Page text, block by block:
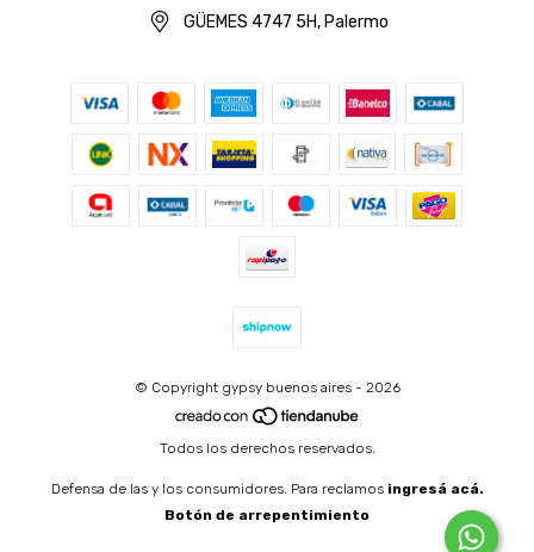
GÜEMES 4747 5H, Palermo
© Copyright gypsy buenos aires - 2026
Todos los derechos reservados.
Defensa de las y los consumidores. Para reclamos ingresá acá.
Botón de arrepentimiento